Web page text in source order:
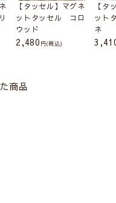
【タッセル】マグネ
ットタッセル コロ
ウッド
2,480 (税込)
【タ
ット
ネ
商品